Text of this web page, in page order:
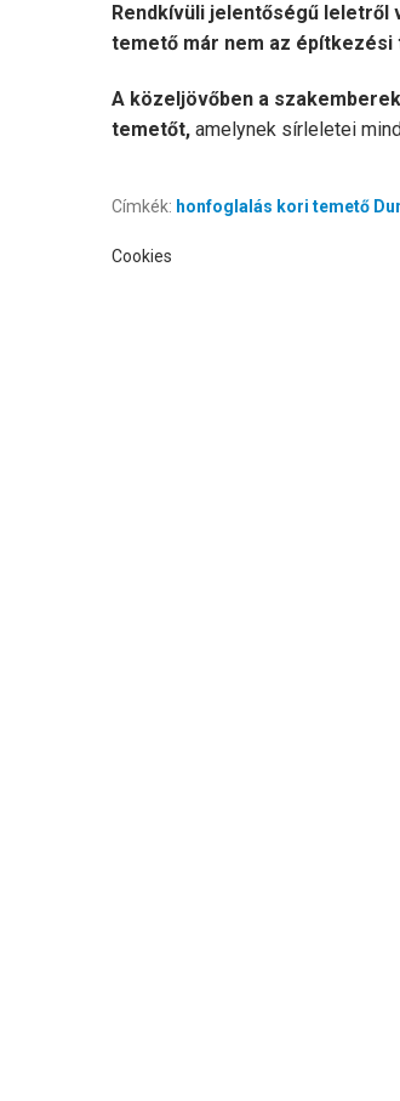
Rendkívüli jelentőségű leletről
temető már nem az
A közeljövőben a
temetőt,amelynek sírleletei
Címkék: honfoglalás kori temető
Cookies